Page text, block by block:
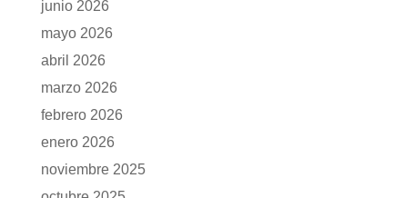
junio 2026
mayo 2026
abril 2026
marzo 2026
febrero 2026
enero 2026
noviembre 2025